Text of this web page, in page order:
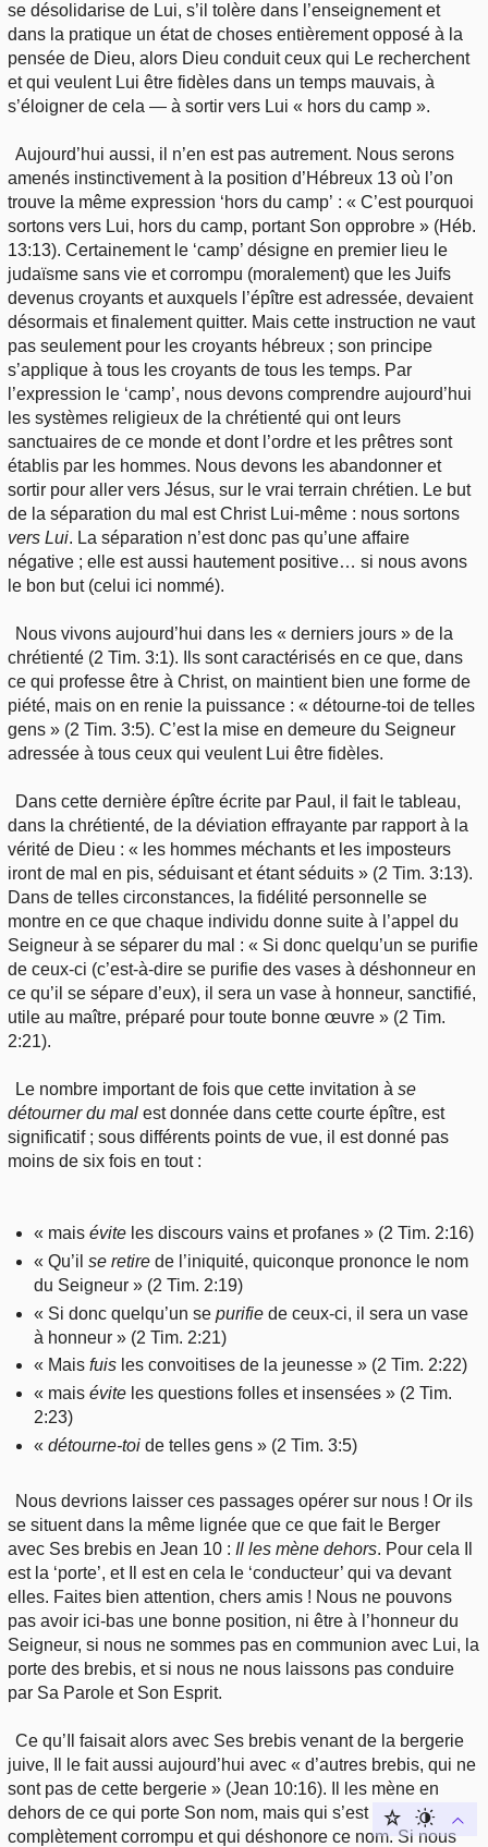
se désolidarise de Lui, s’il tolère dans l’enseignement et
dans la pratique un état de choses entièrement opposé à la
pensée de Dieu, alors Dieu conduit ceux qui Le recherchent
et qui veulent Lui être fidèles dans un temps mauvais, à
s’éloigner de cela — à sortir vers Lui « hors du camp ».
Aujourd’hui aussi, il n’en est pas autrement. Nous serons
amenés instinctivement à la position d’Hébreux 13 où l’on
trouve la même expression ‘hors du camp’ : « C’est pourquoi
sortons vers Lui, hors du camp, portant Son opprobre » (Héb.
13:13). Certainement le ‘camp’ désigne en premier lieu le
judaïsme sans vie et corrompu (moralement) que les Juifs
devenus croyants et auxquels l’épître est adressée, devaient
désormais et finalement quitter. Mais cette instruction ne vaut
pas seulement pour les croyants hébreux ; son principe
s’applique à tous les croyants de tous les temps. Par
l’expression le ‘camp’, nous devons comprendre aujourd’hui
les systèmes religieux de la chrétienté qui ont leurs
sanctuaires de ce monde et dont l’ordre et les prêtres sont
établis par les hommes. Nous devons les abandonner et
sortir pour aller vers Jésus, sur le vrai terrain chrétien. Le but
de la séparation du mal est Christ Lui-même : nous sortons
vers Lui. La séparation n’est donc pas qu’une affaire
négative ; elle est aussi hautement positive… si nous avons
le bon but (celui ici nommé).
Nous vivons aujourd’hui dans les « derniers jours » de la
chrétienté (2 Tim. 3:1). Ils sont caractérisés en ce que, dans
ce qui professe être à Christ, on maintient bien une forme de
piété, mais on en renie la puissance : « détourne-toi de telles
gens » (2 Tim. 3:5). C’est la mise en demeure du Seigneur
adressée à tous ceux qui veulent Lui être fidèles.
Dans cette dernière épître écrite par Paul, il fait le tableau,
dans la chrétienté, de la déviation effrayante par rapport à la
vérité de Dieu : « les hommes méchants et les imposteurs
iront de mal en pis, séduisant et étant séduits » (2 Tim. 3:13).
Dans de telles circonstances, la fidélité personnelle se
montre en ce que chaque individu donne suite à l’appel du
Seigneur à se séparer du mal : « Si donc quelqu’un se purifie
de ceux-ci (c’est-à-dire se purifie des vases à déshonneur en
ce qu’il se sépare d’eux), il sera un vase à honneur, sanctifié,
utile au maître, préparé pour toute bonne œuvre » (2 Tim.
2:21).
Le nombre important de fois que cette invitation àse
détourner du mal est donnée dans cette courte épître, est
significatif ; sous différents points de vue, il est donné pas
moins de six fois en tout :
« mais évite les discours vains et profanes » (2 Tim. 2:16)
« Qu’il se retire de l’iniquité, quiconque prononce le nom
du Seigneur » (2 Tim. 2:19)
« Si donc quelqu’un se purifie de ceux-ci, il sera un vase
à honneur » (2 Tim. 2:21)
« Mais fuis les convoitises de la jeunesse » (2 Tim. 2:22)
« mais évite les questions folles et insensées » (2 Tim.
2:23)
« détourne-toi de telles gens » (2 Tim. 3:5)
Nous devrions laisser ces passages opérer sur nous ! Or ils
se situent dans la même lignée que ce que fait le Berger
avec Ses brebis en Jean 10 : Il les mène dehors. Pour cela Il
est la ‘porte’, et Il est en cela le ‘conducteur’ qui va devant
elles. Faites bien attention, chers amis ! Nous ne pouvons
pas avoir ici-bas une bonne position, ni être à l’honneur du
Seigneur, si nous ne sommes pas en communion avec Lui, la
porte des brebis, et si nous ne nous laissons pas conduire
par Sa Parole et Son Esprit.
Ce qu’Il faisait alors avec Ses brebis venant de la bergerie
juive, Il le fait aussi aujourd’hui avec « d’autres brebis, qui ne
sont pas de cette bergerie » (Jean 10:16). Il les mène en
dehors de ce qui porte Son nom, mais qui s’est
complètement corrompu et qui déshonore ce nom. Si nous